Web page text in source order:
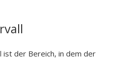
ist der Bereich, in dem der